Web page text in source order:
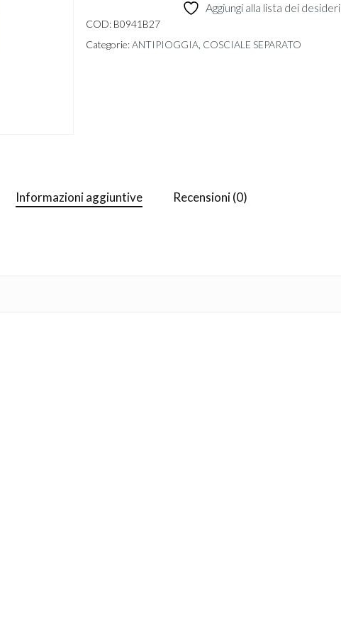
Aggiungi alla lista dei desideri
COD: B0941B27
Categorie:ANTIPIOGGIA COSCIALE SEPARATO
Informazioni aggiuntive Recensioni (0)